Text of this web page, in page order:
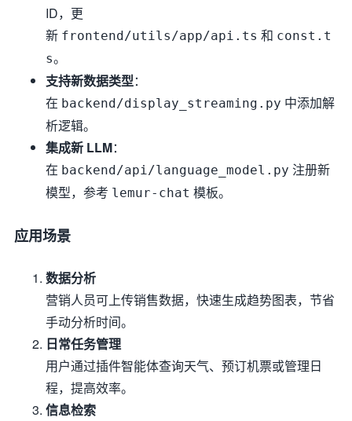
ID，更
新 frontend/utils/app/api.ts 和 const.t
s。
支持新数据类型：
在 backend/display_streaming.py 中添加解
析逻辑。
集成新 LLM：
在 backend/api/language_model.py 注册新
模型，参考 lemur-chat 模板。
应用场景
数据分析
营销人员可上传销售数据，快速生成趋势图表，节省
手动分析时间。
日常任务管理
用户通过插件智能体查询天气、预订机票或管理日
程，提高效率。
信息检索